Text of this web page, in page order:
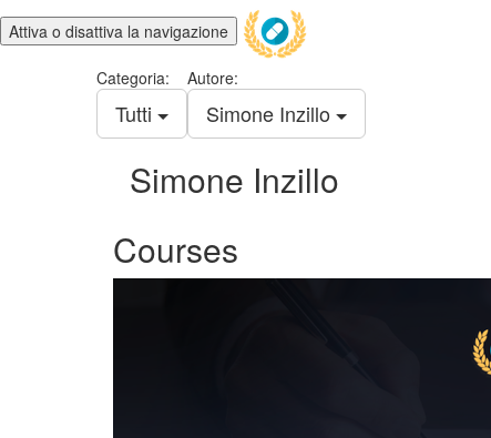
Attiva o disattiva la navigazione
Categoria:
Tutti
Autore:
Simone Inzillo
Simone Inzillo
Courses